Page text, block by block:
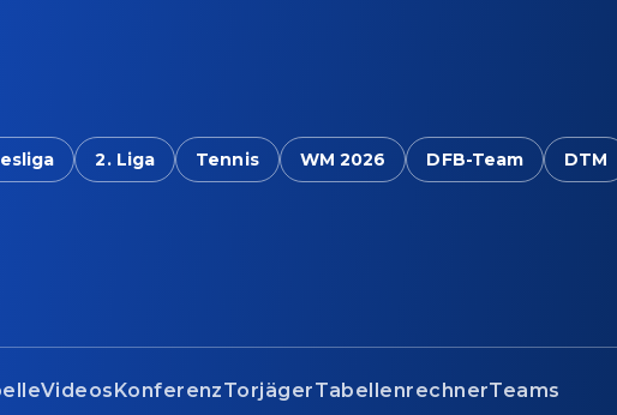
2. Liga Tennis WM 2026 DFB-Team DTM
VideosKonferenzTorjägerTabellenrechnerTeams